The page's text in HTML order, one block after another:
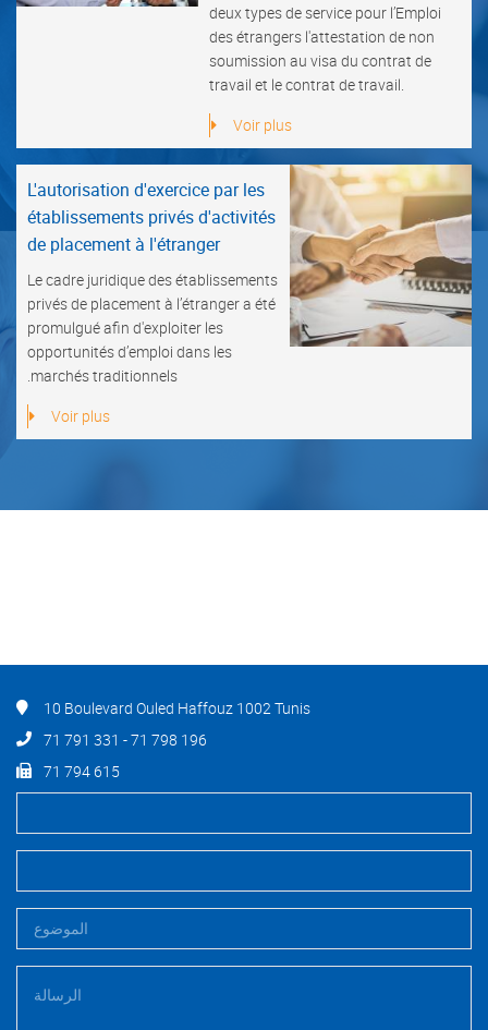
deux types de service pour l’Emploi
des étrangers l'attestation de non
soumission au visa du contrat de
travail et le contrat de travail.
Voir plus
L'autorisation d'exercice par les
établissements privés d'activités
de placement à l'étranger
Le cadre juridique des établissements
privés de placement à l’étranger a été
promulgué afin d'exploiter les
opportunités d’emploi dans les
marchés traditionnels.
Voir plus
10 Boulevard Ouled Haffouz 1002 Tunis
71 791 331 - 71 798 196
71 794 615